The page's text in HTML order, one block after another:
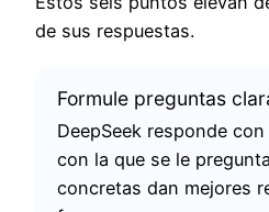
de sus respuestas.
Formule preguntas
DeepSeek responde
con la que se le
concretas dan mejores